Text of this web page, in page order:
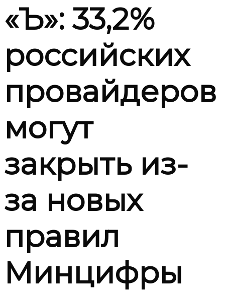
«Ъ»: 33,2%
российских
провайдеров
могут
закрыть из-
за новых
правил
Минцифры